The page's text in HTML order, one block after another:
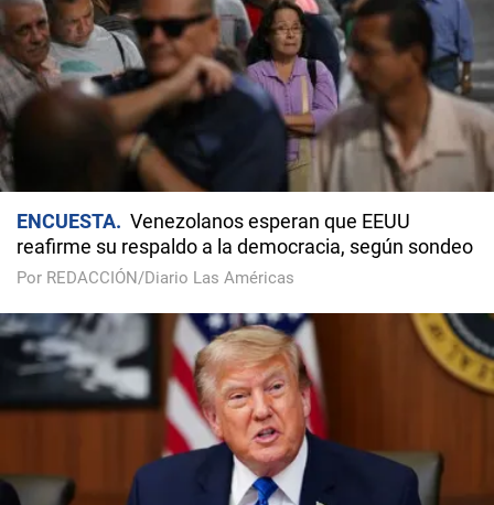
ENCUESTA
Venezolanos esperan que EEUU
reafirme su respaldo a la democracia, según sondeo
Por REDACCIÓN/Diario Las Américas